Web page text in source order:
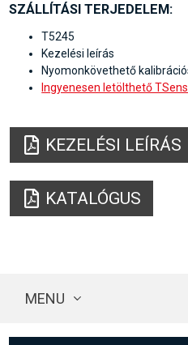
SZÁLLÍTÁSI TERJEDELEM:
T5245
Kezelési leírás
Nyomonkövethető
Ingyenesen letölthető
KEZELÉSI LEÍRÁS
KATALÓGUS
MENU